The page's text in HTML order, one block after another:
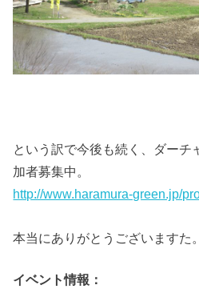
という訳で今後も続く、ダーチ
加者募集中。
http://www.haramura-green.jp/
本当にありがとうございますた。
イベント情報：